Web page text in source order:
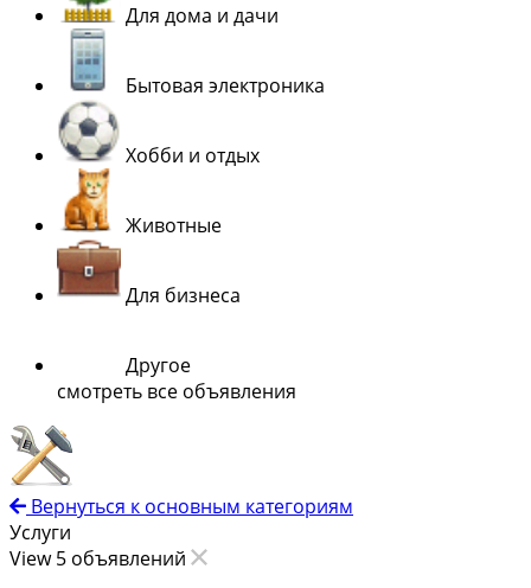
Для дома и дачи
Бытовая электроника
Хобби и отдых
Животные
Для бизнеса
Другое
смотреть все объявления
Вернуться к основным категориям
Услуги
View 5 объявлений